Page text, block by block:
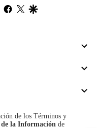
footer
instagram
facebook
twitter
de los Términos y
la Información de